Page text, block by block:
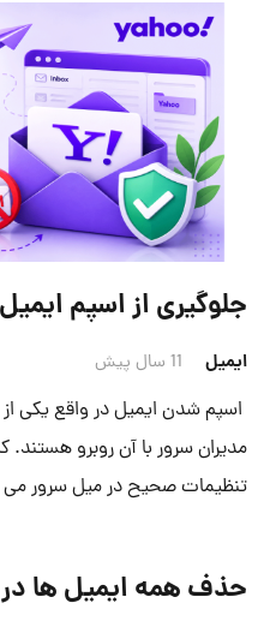
جلوگیری از اسپم
ایمیل 11 سال پیش
اسپم شدن ایمیل در واقع یکی
مدیران سرور با آن روبرو هستند.
تنظیمات صحیح در میل سرور می
حذف همه ایمیل ها در Roundcube